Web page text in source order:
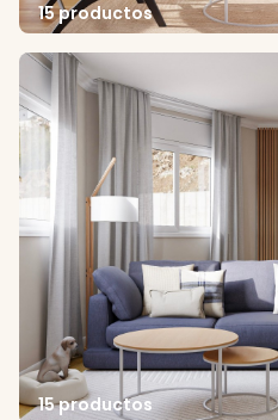
15 productos
15 productos